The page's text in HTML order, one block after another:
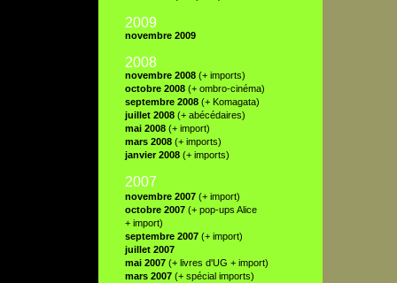
2009
novembre 2009
2008
novembre 2008(+ imports)
octobre 2008(+ ombro-cinéma)
septembre 2008(+ Komagata)
juillet 2008(+ abécédaires)
mai 2008(+ import)
mars 2008 (+ imports)
janvier 2008(+ imports)
2007
novembre 2007(+ import)
octobre 2007(+ pop-ups Alice
+ import)
septembre 2007(+ import)
juillet 2007
mai 2007(+ livres d'UG + import)
mars 2007(+ spécial imports)